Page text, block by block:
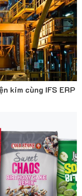
kim cùng IFS ERP